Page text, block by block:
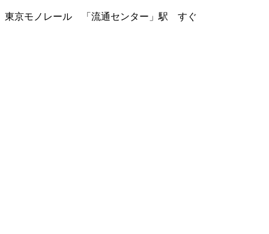
東京モノレール 「流通センター」駅 すぐ